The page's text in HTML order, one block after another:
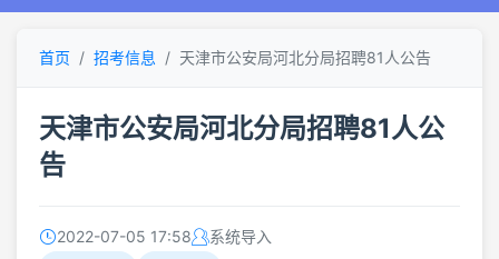
首页 招考信息 天津市公安局河北分局招聘81人公告
天津市公安局河北分局招聘81人公
告
2022-07-05 17:58 系统导入